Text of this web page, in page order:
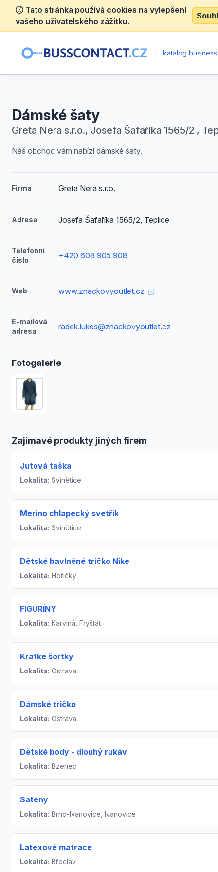
Tato stránka používá cookies na vylepšení
vašeho uživatelského zážitku.
katalog
Dámské šaty
Greta Nera s.r.o., Josefa Šafaříka 1565/2 ,
Náš obchod vám nabízí dámské šaty.
Firma Greta Nera s.r.o.
Adresa Josefa Šafaříka 1565/2, Teplice
Telefonní
číslo
+420 608 905 908
Web www.znackovyoutlet.cz
E-mailová
adresa
radek.lukes@znackovyoutlet.cz
Fotogalerie
Zajímavé produkty jiných firem
Jutová taška
Lokalita: Svinětice
Merino chlapecký svetřík
Lokalita: Svinětice
Dětské bavlněné tričko Nike
Lokalita: Hořičky
FIGURÍNY
Lokalita: Karviná, Fryštát
Krátké šortky
Lokalita: Ostrava
Dámské tričko
Lokalita: Ostrava
Dětské body - dlouhý rukáv
Lokalita: Bzenec
Satény
Lokalita: Brno-Ivanovice, Ivanovice
Latexové matrace
Lokalita: Břeclav